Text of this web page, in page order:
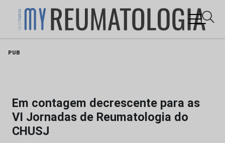
PUB
Em contagem decrescente para as
VI Jornadas de Reumatologia do
CHUSJ